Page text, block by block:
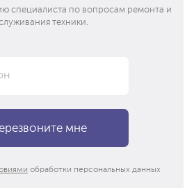
специалиста по вопросам ремонта и
техники.
обработки персональных данных